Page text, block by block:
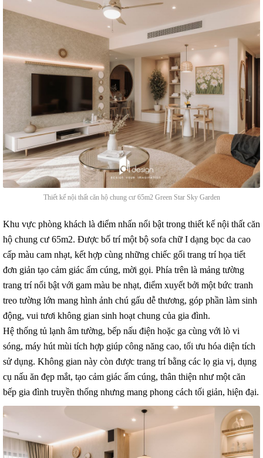
Thiết kế nội thất căn hộ chung cư 65m2 Green Star Sky Garden
Khu vực phòng khách là điểm nhấn nổi bật trong thiết kế nội thất căn
hộ chung cư 65m2. Được bố trí một bộ sofa chữ I dạng bọc da cao
cấp màu cam nhạt, kết hợp cùng những chiếc gối trang trí họa tiết
đơn giản tạo cảm giác ấm cúng, mời gọi. Phía trên là mảng tường
trang trí nổi bật với gam màu be nhạt, điểm xuyết bởi một bức tranh
treo tường lớn mang hình ảnh chú gấu dễ thương, góp phần làm sinh
động, vui tươi không gian sinh hoạt chung của gia đình.
Hệ thống tủ lạnh âm tường, bếp nấu điện hoặc ga cùng với lò vi
sóng, máy hút mùi tích hợp giúp công năng cao, tối ưu hóa diện tích
sử dụng. Không gian này còn được trang trí bằng các lọ gia vị, dụng
cụ nấu ăn đẹp mắt, tạo cảm giác ấm cúng, thân thiện như một căn
bếp gia đình truyền thống nhưng mang phong cách tối giản, hiện đại.